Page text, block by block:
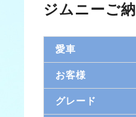
ジムニーご
愛車
お客様
グレード